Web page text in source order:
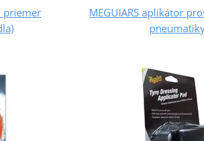
priemer
MEGUIARS aplikátor